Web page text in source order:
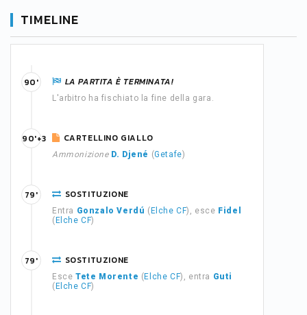
TIMELINE
LA PARTITA È TERMINATA!
L'arbitro ha fischiato la fine della gara.
90'
CARTELLINO GIALLO
Ammonizione D. Djené (Getafe)
90'+3
SOSTITUZIONE
Entra Gonzalo Verdú ( Elche CF), esce Fidel
( Elche CF)
79'
SOSTITUZIONE
Esce Tete Morente ( Elche CF), entra Guti
( Elche CF)
79'